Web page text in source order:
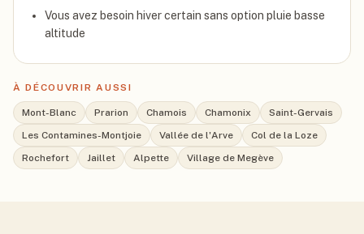
Vous avez besoin hiver certain sans option pluie basse
altitude
À DÉCOUVRIR AUSSI
Mont-Blanc Prarion Chamois Chamonix
Saint-Gervais
Les Contamines-Montjoie
Vallée de l'Arve
Col de la Loze
Rochefort
Jaillet Alpette Village de Megève